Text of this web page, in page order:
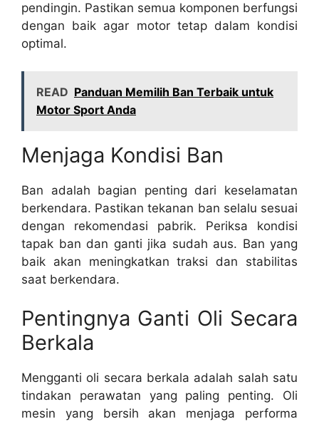
pendingin. Pastikan semua komponen berfungsi
dengan baik agar motor tetap dalam kondisi
optimal.
READ Panduan Memilih Ban Terbaik untuk
Motor Sport Anda
Menjaga Kondisi Ban
Ban adalah bagian penting dari keselamatan
berkendara. Pastikan tekanan ban selalu sesuai
dengan rekomendasi pabrik. Periksa kondisi
tapak ban dan ganti jika sudah aus. Ban yang
baik akan meningkatkan traksi dan stabilitas
saat berkendara.
Pentingnya Ganti Oli Secara
Berkala
Mengganti oli secara berkala adalah salah satu
tindakan perawatan yang paling penting. Oli
mesin yang bersih akan menjaga performa